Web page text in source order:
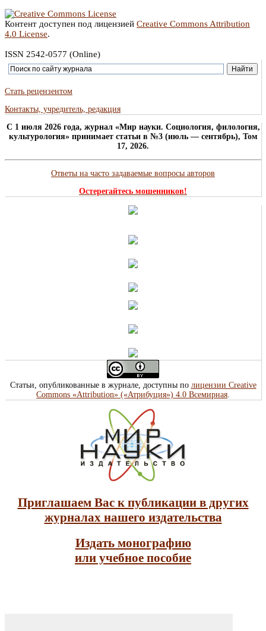
Контент доступен под лицензией Creative Commons Attribution
4.0 License.
ISSN 2542-0577 (Online)
Стать рецензентом
Контакты, учредитель, редакция
C 1 июля 2026 года, журнал «Мир науки. Социология, филология,
культурология» принимает статьи в №3 (июль — сентябрь), Том
17, 2026.
Ответы на часто задаваемые вопросы авторов
Остерегайтесь мошенников!
Статьи, опубликованные в журнале, доступны по лицензии Creative
Commons «Attribution» («Атрибуция») 4.0 Всемирная
Приглашаем Вас к публикации в других
журналах нашего издательства
Издать монографию
или учебное пособие